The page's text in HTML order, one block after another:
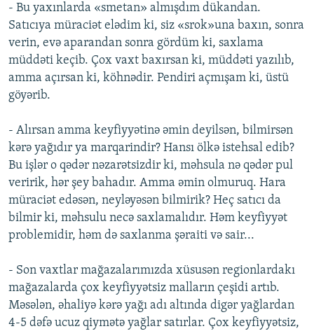
- Bu yaxınlarda «smetan» almışdım dükandan.
Satıcıya müraciət elədim ki, siz «srok»una baxın, sonra
verin, evə aparandan sonra gördüm ki, saxlama
müddəti keçib. Çox vaxt baxırsan ki, müddəti yazılıb,
amma açırsan ki, köhnədir. Pendiri açmışam ki, üstü
göyərib.
- Alırsan amma keyfiyyətinə əmin deyilsən, bilmirsən
kərə yağıdır ya marqarindir? Hansı ölkə istehsal edib?
Bu işlər o qədər nəzarətsizdir ki, məhsula nə qədər pul
veririk, hər şey bahadır. Amma əmin olmuruq. Hara
müraciət edəsən, neyləyəsən bilmirik? Heç satıcı da
bilmir ki, məhsulu necə saxlamalıdır. Həm keyfiyyət
problemidir, həm də saxlanma şəraiti və sair...
- Son vaxtlar mağazalarımızda xüsusən regionlardakı
mağazalarda çox keyfiyyətsiz malların çeşidi artıb.
Məsələn, əhaliyə kərə yağı adı altında digər yağlardan
4-5 dəfə ucuz qiymətə yağlar satırlar. Çox keyfiyyətsiz,